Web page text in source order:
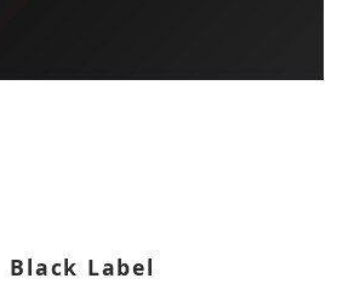
Black Label